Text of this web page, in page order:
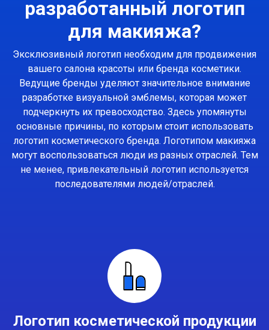
разработанный логотип
для макияжа?
Эксклюзивный логотип необходим для продвижения
вашего салона красоты или бренда косметики.
Ведущие бренды уделяют значительное внимание
разработке визуальной эмблемы, которая может
подчеркнуть их превосходство. Здесь упомянуты
основные причины, по которым стоит использовать
логотип косметического бренда. Логотипом макияжа
могут воспользоваться люди из разных отраслей. Тем
не менее, привлекательный логотип используется
последователями людей/отраслей.
Логотип косметической продукции